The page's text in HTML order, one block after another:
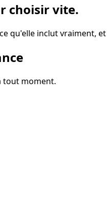
choisir vite.
qu'elle inclut vraiment,
tout moment.